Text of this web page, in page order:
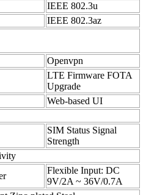
IEEE 802.3u
IEEE 802.3az
Openvpn
LTE Firmware FOTA
Upgrade
Web-based UI
SIM Status Signal
Strength
Flexible Input: DC
9V/2A ~ 36V/0.7A